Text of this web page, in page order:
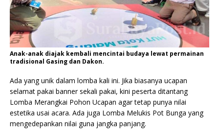
Anak-anak diajak kembali mencintai budaya lewat permainan
tradisional Gasing dan Dakon.
Ada yang unik dalam lomba kali ini. Jika biasanya ucapan
selamat pakai banner sekali pakai, kini peserta ditantang
Lomba Merangkai Pohon Ucapan agar tetap punya nilai
estetika usai acara. Ada juga Lomba Melukis Pot Bunga yang
mengedepankan nilai guna jangka panjang.